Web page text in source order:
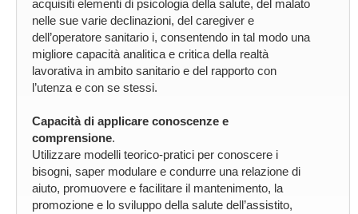
acquisiti elementi di psicologia della salute, del malato
nelle sue varie declinazioni, del caregiver e
dell’operatore sanitario i, consentendo in tal modo una
migliore capacità analitica e critica della realtà
lavorativa in ambito sanitario e del rapporto con
l’utenza e con se stessi.
Capacità di applicare conoscenze e
comprensione.
Utilizzare modelli teorico-pratici per conoscere i
bisogni, saper modulare e condurre una relazione di
aiuto, promuovere e facilitare il mantenimento, la
promozione e lo sviluppo della salute dell’assistito,